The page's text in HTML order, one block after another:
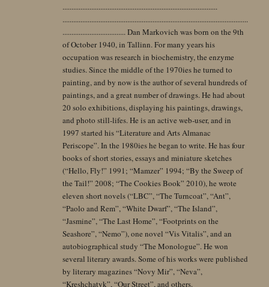
......................................................................................
.......................................................................................................
................................... Dan Markovich was born on the 9th
of October 1940, in Tallinn. For many years his
occupation was research in biochemistry, the enzyme
studies. Since the middle of the 1970ies he turned to
painting, and by now is the author of several hundreds of
paintings, and a great number of drawings. He had about
20 solo exhibitions, displaying his paintings, drawings,
and photo still-lifes. He is an active web-user, and in
1997 started his “Literature and Arts Almanac
Periscope”. In the 1980ies he began to write. He has four
books of short stories, essays and miniature sketches
(“Hello, Fly!” 1991; “Mamzer” 1994; “By the Sweep of
the Tail!” 2008; “The Cookies Book” 2010), he wrote
eleven short novels (“LBC”, “The Turncoat”, “Ant”,
“Paolo and Rem”, “White Dwarf”, “The Island”,
“Jasmine”, “The Last Home”, “Footprints on the
Seashore”, “Nemo”), one novel “Vis Vitalis”, and an
autobiographical study “The Monologue”. He won
several literary awards. Some of his works were published
by literary magazines “Novy Mir”, “Neva”,
“Kreshchatyk”, “Our Street”, and others.